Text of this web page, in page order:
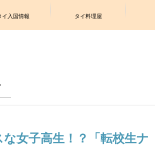
イ入国情報 タイ料理屋
女子高生！？「転校生ナ